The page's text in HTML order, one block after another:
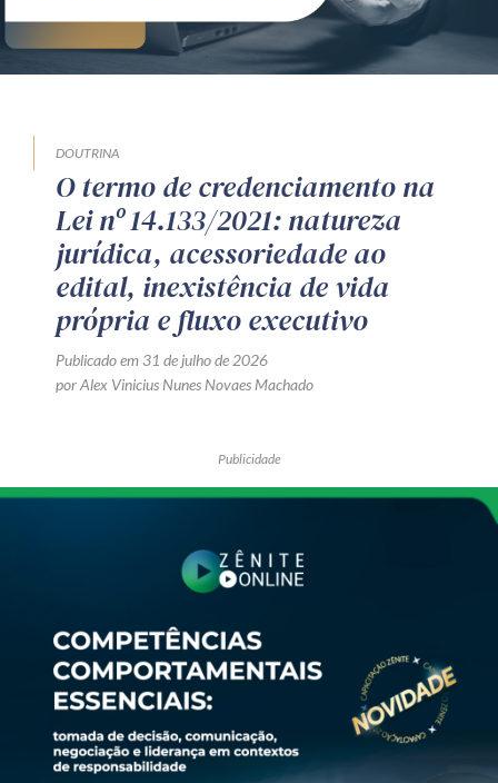
DOUTRINA
O termo de credenciamento na
Lei nº 14.133/2021: natureza
jurídica, acessoriedade ao
edital, inexistência de vida
própria e fluxo executivo
Publicado em 31 de julho de 2026
por Alex Vinicius Nunes Novaes Machado
Publicidade